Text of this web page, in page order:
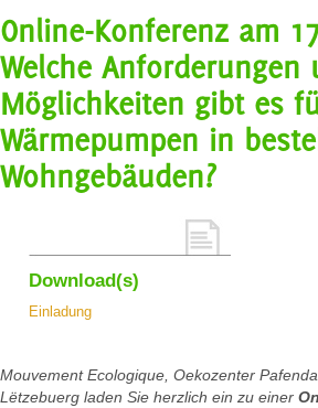
Online-Konferenz am
Welche Anforderungen
Möglichkeiten gibt es
Wärmepumpen in
Wohngebäuden?
Download(s)
Einladung
Mouvement Ecologique, Oekozenter
Lëtzebuerg laden Sie herzlich ein zu einer